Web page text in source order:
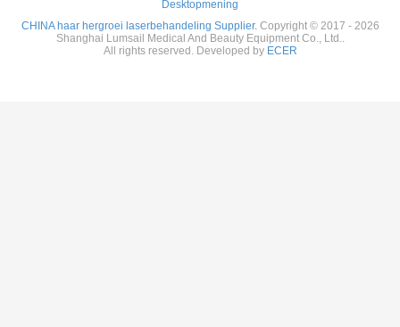
Desktopmening
CHINA haar hergroei laserbehandeling Supplier. Copyright © 2017 - 2026
Shanghai Lumsail Medical And Beauty Equipment Co., Ltd..
All rights reserved. Developed by ECER